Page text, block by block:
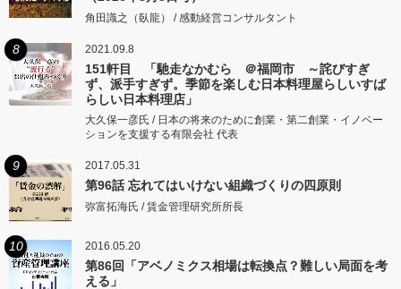
角田識之（臥龍） / 感動経営コンサルタント
8 2021.09.8
151軒目 「馳走なかむら ＠福岡市 ～詫びすぎ
ず、派手すぎず。季節を楽しむ日本料理屋らしいすば
らしい日本料理店」
大久保一彦氏 / 日本の将来のために創業・第二創業・イノベー
ションを支援する有限会社 代表
9 2017.05.31
第96話 忘れてはいけない組織づくりの四原則
弥富拓海氏 / 賃金管理研究所所長
10 2016.05.20
第86回「アベノミクス相場は転換点？難しい局面を考
える」